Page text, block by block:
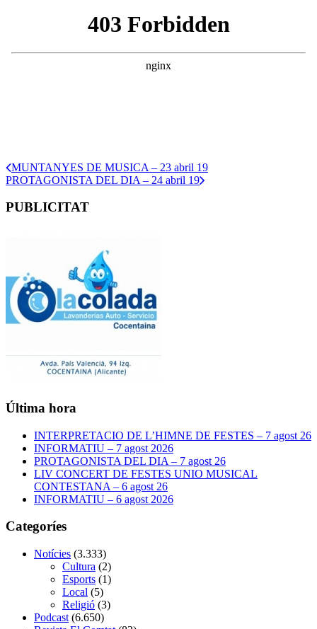
MUNTANYES DE MUSICA – 23 abril 19
PROTAGONISTA DEL DIA – 24 abril 19
PUBLICITAT
Última hora
INTERPRETACIO DE L’HIMNE DE FESTES – 7 agost 26
INFORMATIU – 7 agost 2026
PROTAGONISTA DEL DIA – 7 agost 26
LIV CONCERT DE FESTES UNIO MUSICAL
CONTESTANA – 6 agost 26
INFORMATIU – 6 agost 2026
Categoríes
Notícies (3.333)
Cultura (2)
Esports (1)
Local (5)
Religió (3)
Podcast (6.650)